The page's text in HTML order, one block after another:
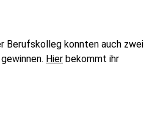
Berufskolleg konnten auch zwei
Hier bekommt ihr